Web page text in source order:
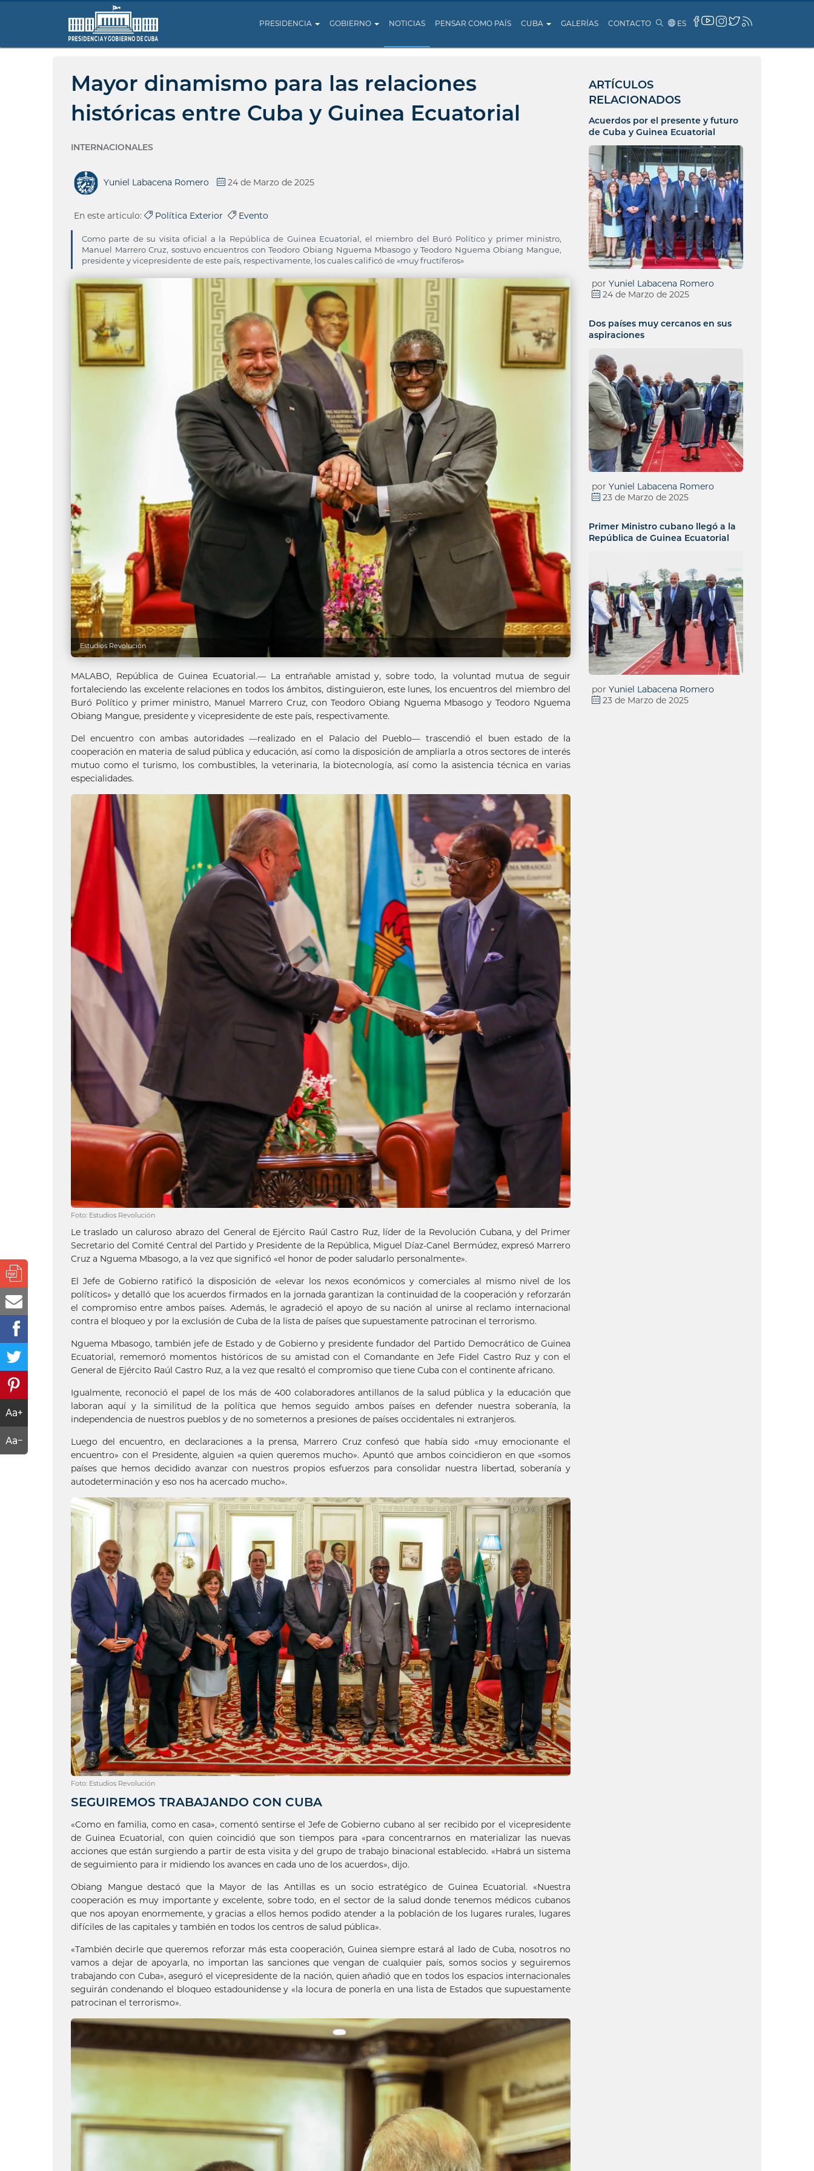
PRESIDENCIA GOBIERNO NOTICIAS PENSAR COMO PAÍS CUBA GALERÍAS CONTACTO ES
Mayor dinamismo para las relaciones
históricas entre Cuba y Guinea Ecuatorial
INTERNACIONALES
Yuniel Labacena Romero 24 de Marzo de 2025
En este articulo: Política Exterior Evento
Como parte de su visita oficial a la República de Guinea Ecuatorial, el miembro del Buró Político y primer ministro,
Manuel Marrero Cruz, sostuvo encuentros con Teodoro Obiang Nguema Mbasogo y Teodoro Nguema Obiang Mangue,
presidente y vicepresidente de este país, respectivamente, los cuales calificó de «muy fructíferos»
Estudios Revolución
MALABO, República de Guinea Ecuatorial.— La entrañable amistad y, sobre todo, la voluntad mutua de seguir
fortaleciendo las excelente relaciones en todos los ámbitos, distinguieron, este lunes, los encuentros del miembro del
Buró Político y primer ministro, Manuel Marrero Cruz, con Teodoro Obiang Nguema Mbasogo y Teodoro Nguema
Obiang Mangue, presidente y vicepresidente de este país, respectivamente.
Del encuentro con ambas autoridades —realizado en el Palacio del Pueblo— trascendió el buen estado de la
cooperación en materia de salud pública y educación, así como la disposición de ampliarla a otros sectores de interés
mutuo como el turismo, los combustibles, la veterinaria, la biotecnología, así como la asistencia técnica en varias
especialidades.
Foto: Estudios Revolución
Le traslado un caluroso abrazo del General de Ejército Raúl Castro Ruz, líder de la Revolución Cubana, y del Primer
Secretario del Comité Central del Partido y Presidente de la República, Miguel Díaz-Canel Bermúdez, expresó Marrero
Cruz a Nguema Mbasogo, a la vez que significó «el honor de poder saludarlo personalmente».
El Jefe de Gobierno ratificó la disposición de «elevar los nexos económicos y comerciales al mismo nivel de los
políticos» y detalló que los acuerdos firmados en la jornada garantizan la continuidad de la cooperación y reforzarán
el compromiso entre ambos países. Además, le agradeció el apoyo de su nación al unirse al reclamo internacional
contra el bloqueo y por la exclusión de Cuba de la lista de países que supuestamente patrocinan el terrorismo.
Nguema Mbasogo, también jefe de Estado y de Gobierno y presidente fundador del Partido Democrático de Guinea
Ecuatorial, rememoró momentos históricos de su amistad con el Comandante en Jefe Fidel Castro Ruz y con el
General de Ejército Raúl Castro Ruz, a la vez que resaltó el compromiso que tiene Cuba con el continente africano.
Igualmente, reconoció el papel de los más de 400 colaboradores antillanos de la salud pública y la educación que
laboran aquí y la similitud de la política que hemos seguido ambos países en defender nuestra soberanía, la
independencia de nuestros pueblos y de no someternos a presiones de países occidentales ni extranjeros.
Luego del encuentro, en declaraciones a la prensa, Marrero Cruz confesó que había sido «muy emocionante el
encuentro» con el Presidente, alguien «a quien queremos mucho». Apuntó que ambos coincidieron en que «somos
países que hemos decidido avanzar con nuestros propios esfuerzos para consolidar nuestra libertad, soberanía y
autodeterminación y eso nos ha acercado mucho».
Foto: Estudios Revolución
SEGUIREMOS TRABAJANDO CON CUBA
«Como en familia, como en casa», comentó sentirse el Jefe de Gobierno cubano al ser recibido por el vicepresidente
de Guinea Ecuatorial, con quien coincidió que son tiempos para «para concentrarnos en materializar las nuevas
acciones que están surgiendo a partir de esta visita y del grupo de trabajo binacional establecido. «Habrá un sistema
de seguimiento para ir midiendo los avances en cada uno de los acuerdos», dijo.
Obiang Mangue destacó que la Mayor de las Antillas es un socio estratégico de Guinea Ecuatorial. «Nuestra
cooperación es muy importante y excelente, sobre todo, en el sector de la salud donde tenemos médicos cubanos
que nos apoyan enormemente, y gracias a ellos hemos podido atender a la población de los lugares rurales, lugares
difíciles de las capitales y también en todos los centros de salud pública».
«También decirle que queremos reforzar más esta cooperación, Guinea siempre estará al lado de Cuba, nosotros no
vamos a dejar de apoyarla, no importan las sanciones que vengan de cualquier país, somos socios y seguiremos
trabajando con Cuba», aseguró el vicepresidente de la nación, quien añadió que en todos los espacios internacionales
seguirán condenando el bloqueo estadounidense y «la locura de ponerla en una lista de Estados que supuestamente
patrocinan el terrorismo».
ARTÍCULOS
RELACIONADOS
Acuerdos por el presente y futuro
de Cuba y Guinea Ecuatorial
por Yuniel Labacena Romero
24 de Marzo de 2025
Dos países muy cercanos en sus
aspiraciones
por Yuniel Labacena Romero
23 de Marzo de 2025
Primer Ministro cubano llegó a la
República de Guinea Ecuatorial
por Yuniel Labacena Romero
23 de Marzo de 2025